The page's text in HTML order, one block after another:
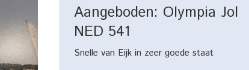
Aangeboden: Olympia Jol
NED 541
Snelle van Eijk in zeer goede staat